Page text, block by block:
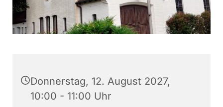
Donnerstag, 12. August 2027,
10:00 - 11:00 Uhr